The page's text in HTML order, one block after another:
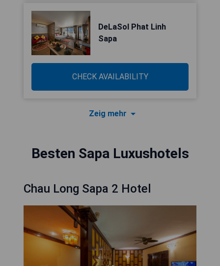
DeLaSol Phat Linh
Sapa
CHECK AVAILABILITY
Zeig mehr
Besten Sapa Luxushotels
Chau Long Sapa 2 Hotel